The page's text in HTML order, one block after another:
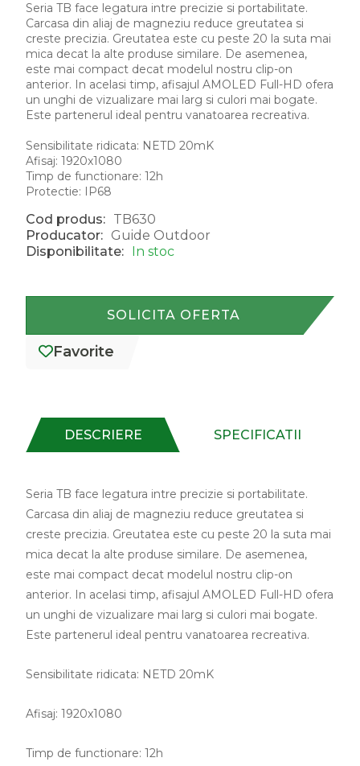
Seria TB face legatura intre precizie si portabilitate.
Carcasa din aliaj de magneziu reduce greutatea si
creste precizia. Greutatea este cu peste 20 la suta mai
mica decat la alte produse similare. De asemenea,
este mai compact decat modelul nostru clip-on
anterior. In acelasi timp, afisajul AMOLED Full-HD ofera
un unghi de vizualizare mai larg si culori mai bogate.
Este partenerul ideal pentru vanatoarea recreativa.
Sensibilitate ridicata: NETD 20mK
Afisaj: 1920x1080
Timp de functionare: 12h
Protectie: IP68
Cod produs: TB630
Producator: Guide Outdoor
Disponibilitate: In stoc
SOLICITA OFERTA
Favorite
DESCRIERE SPECIFICATII
Seria TB face legatura intre precizie si portabilitate.
Carcasa din aliaj de magneziu reduce greutatea si
creste precizia. Greutatea este cu peste 20 la suta mai
mica decat la alte produse similare. De asemenea,
este mai compact decat modelul nostru clip-on
anterior. In acelasi timp, afisajul AMOLED Full-HD ofera
un unghi de vizualizare mai larg si culori mai bogate.
Este partenerul ideal pentru vanatoarea recreativa.
Sensibilitate ridicata: NETD 20mK
Afisaj: 1920x1080
Timp de functionare: 12h